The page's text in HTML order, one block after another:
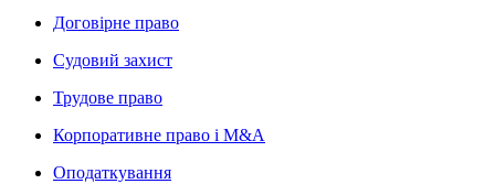
Договірне право
Судовий захист
Трудове право
Корпоративне право і М&A
Оподаткування